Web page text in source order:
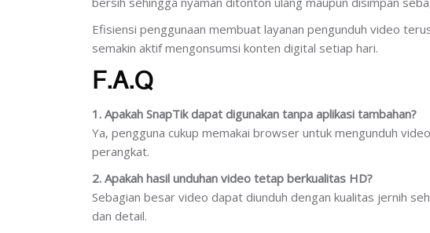
Efisiensi penggunaan membuat layanan pengunduh video
semakin aktif mengonsumsi konten digital setiap hari.
F.A.Q
1. Apakah SnapTik dapat digunakan tanpa aplikasi tambahan?
Ya, pengguna cukup memakai browser untuk mengunduh
perangkat.
2. Apakah hasil unduhan video tetap berkualitas HD?
Sebagian besar video dapat diunduh dengan kualitas jernih
dan detail.